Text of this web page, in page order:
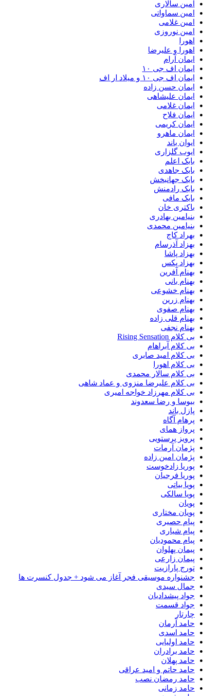
امین سالاری
امین سماواتی
امین غلامی
امین نوروزی
اهورا
اهورا و علیرضا
ایمان آرام
ایمان اف جی ۱۰
ایمان اف جی ۱۰ و میلاد ار اف
ایمان حسن زاده
ایمان علیشاهی
ایمان غلامی
ایمان فلاح
ایمان کریمی
ایمان ماهرو
ایوان باند
ایوب گلزاری
بابک اعلم
بابک جاهدی
بابک جهانبخش
بابک رادمنش
بابک مافی
باکتری خان
بنیامین بهادری
بنیامین محمدی
بهراد کاج
بهزاد آذرسام
بهزاد پاشا
بهزاد پکس
بهنام آفرین
بهنام بانی
بهنام خشوعی
بهنام زرین
بهنام صفوی
بهنام قلی زاده
بهنام نجفی
بی کلام Rising Sensation
بی کلام آبراهام
بی کلام امید صابری
بی کلام اهورا
بی کلام سالار محمدی
بی کلام علیرضا منزوی و عماد شاهی
بی کلام مهرزاد خواجه امیری
بیوسا و رضا سعدوند
پازل باند
پرهام آگاه
پرواز همای
پرویز پرستویی
پژمان آرمات
پژمان امین زاده
پوریا زادخوست
پوریا فرجیان
پویا بیاتی
پویا سالکی
پویان
پویان مختاری
پیام حصیری
پیام شیاری
پیام محمودیان
پیمان پهلوان
پیمان زارعی
تورج پارازیت
جشنواره موسیقی فجر آغاز می شود + جدول کنسرت ها
جمال سیدی
جواد پیشدادیان
جواد قسمت
چارتار
حامد آرمان
حامد اسدی
حامد اولیایی
حامد برادران
حامد پهلان
حامد حاتم و امید عراقی
حامد رمضان نصب
حامد زمانی